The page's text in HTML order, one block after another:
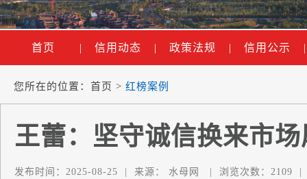
首页 | 信用动态 | 政策法规 | 信用公示 |
您所在的位置： 首页 > 红榜案例
王蕾：坚守诚信换来市
发布时间： 2025-08-25 来源： 水母网 浏览次数： 2109